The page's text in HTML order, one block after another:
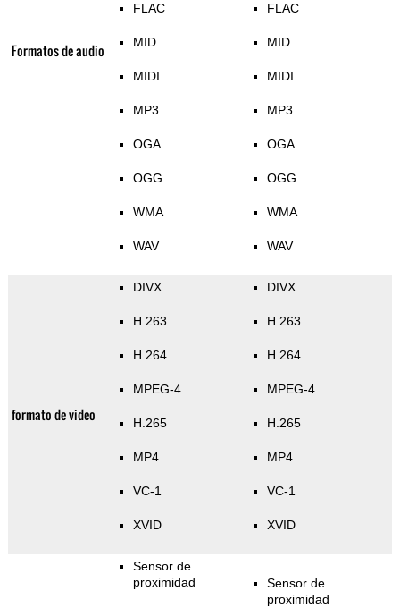
Formatos de audio
FLAC
MID
MIDI
MP3
OGA
OGG
WMA
WAV
FLAC
MID
MIDI
MP3
OGA
OGG
WMA
WAV
formato de video
DIVX
H.263
H.264
MPEG-4
H.265
MP4
VC-1
XVID
DIVX
H.263
H.264
MPEG-4
H.265
MP4
VC-1
XVID
Sensor de
proximidad
Sensor de
proximidad